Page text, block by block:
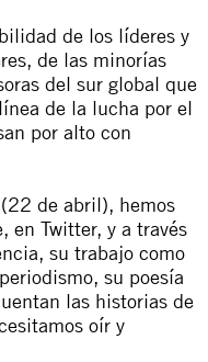
de los líderes y
de las minorías
del sur global que
de la lucha por el
por alto con
de abril), hemos
en Twitter, y a través
su trabajo como
su poesía
las historias de
oír y